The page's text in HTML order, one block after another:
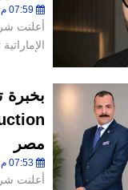
07:59 م - الخميس 6 أغسطس 2026
مصر
07:53 م - الخميس 6 أغسطس 2026